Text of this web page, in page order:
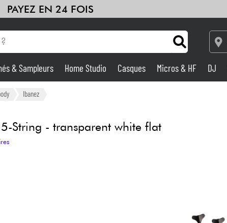
PAYEZ EN 24 FOIS
Home Studio
& Sampleurs Home Studio Casques Micros & HF DJ
Ibanez
String - transparent white flat